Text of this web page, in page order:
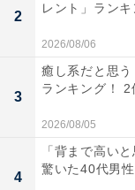
1位は「水戸市」
は、歴史と文化
機関も整備され
湖といった自然
気があります。
回答者のコメン
2
レント」ラン
2026/08/06
3
癒し系だと思う
ランキング！ 2
2026/08/05
4
「背まで高い
驚いた40代男